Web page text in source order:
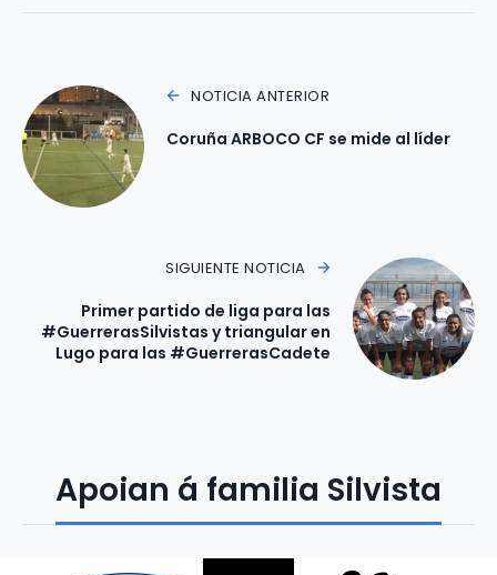
NOTICIA ANTERIOR
Coruña ARBOCO CF se mide al líder
SIGUIENTE NOTICIA
Primer partido de liga para las
#GuerrerasSilvistas y triangular en
Lugo para las #GuerrerasCadete
Apoian á familia Silvista